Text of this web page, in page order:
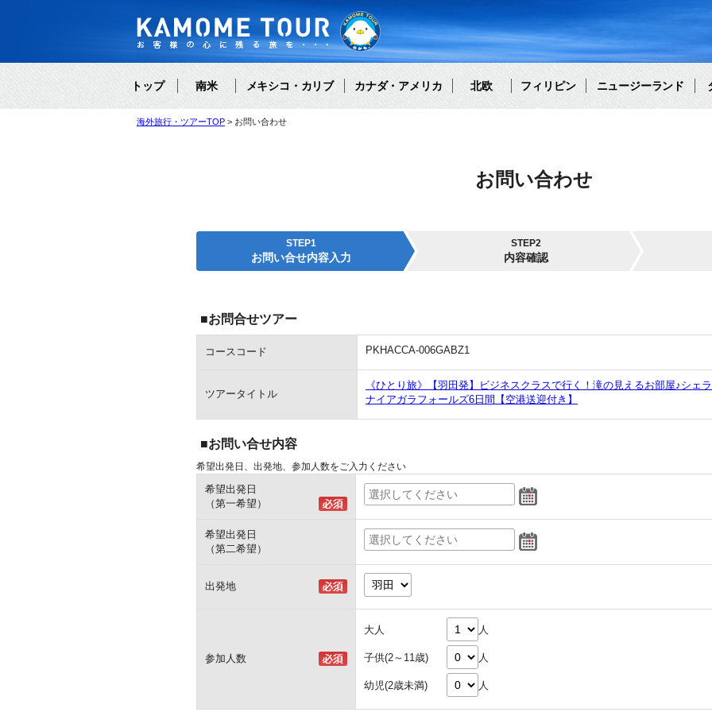
トップ 南米 メキシコ・カリブ カナダ・アメリカ 北欧 フィリピン ニュージーランド
海外旅行・ツアーTOP お問い合わせ
お問い合わせ
STEP1
お問い合せ内容入力
STEP2
内容確認
■お問合せツアー
コースコード PKHACCA-006GABZ1
ツアータイトル
《ひとり旅》【羽田発】ビジネスクラスで行く！滝の見えるお部屋♪シェ
ナイアガラフォールズ6日間【空港送迎付き】
■お問い合せ内容
希望出発日、出発地、参加人数をご入力ください
希望出発日
（第一希望）
希望出発日
（第二希望）
出発地
参加人数
大人 人
子供(2～11歳) 人
幼児(2歳未満) 人